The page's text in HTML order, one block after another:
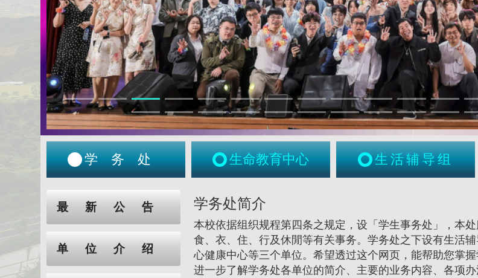
学务处 生命教育中心 生活辅导组
最新公告
单位介绍
学务处简介
本校依据组织规程第四条之规定，设「学生事务处」，本
食、衣、住、行及休閒等有关事务。学务处之下设有生活
心健康中心等三个单位。希望透过这个网页，能帮助您掌
进一步了解学务处各单位的简介、主要的业务内容、各项